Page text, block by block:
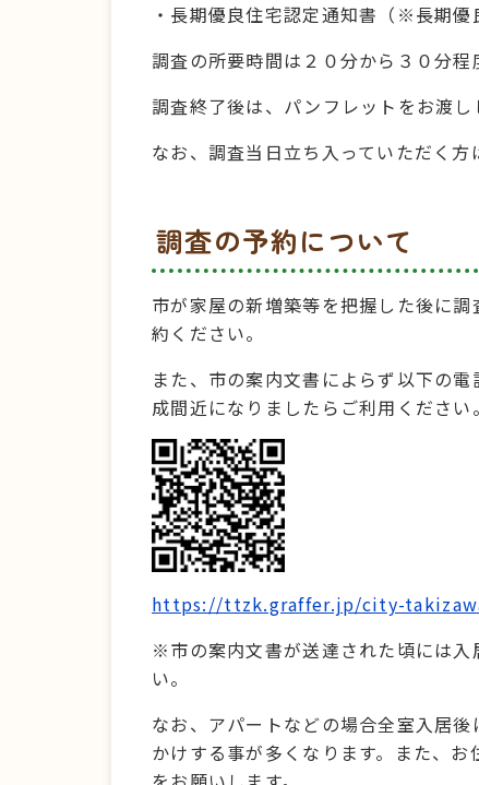
・長期優良住宅認定通知書（※長期優
調査の所要時間は２０分から３０分程
調査終了後は、パンフレットをお渡し
なお、調査当日立ち入っていただく方
調査の予約について
市が家屋の新増築等を把握した後に
約ください。
また、市の案内文書によらず以下の
成間近になりましたらご利用ください。
https://ttzk.graffer.jp/city-
※市の案内文書が送達された頃には入
い。
なお、アパートなどの場合全室入居
かけする事が多くなります。また、